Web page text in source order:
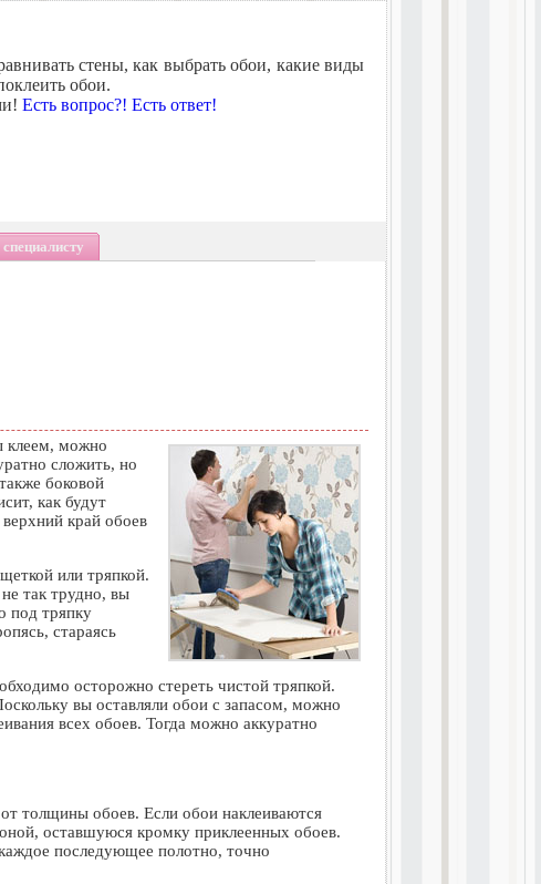
стены, как выбрать обои, какие виды
обои.
Есть вопрос?! Есть ответ!
клеем, можно
сложить, но
боковой
как будут
край обоев
или тряпкой.
так трудно, вы
под тряпку
стараясь
осторожно стереть чистой тряпкой.
вы оставляли обои с запасом, можно
всех обоев. Тогда можно аккуратно
толщины обоев. Если обои наклеиваются
оставшуюся кромку приклеенных обоев.
последующее полотно, точно